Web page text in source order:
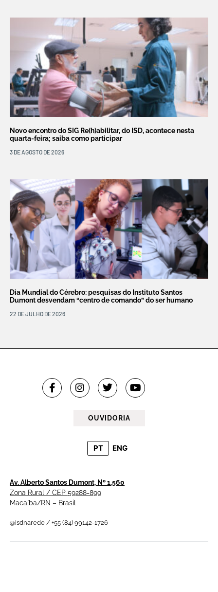
Novo encontro do SIG Re(h)abilitar, do ISD, acontece nesta
quarta-feira; saiba como participar
3 DE AGOSTO DE 2026
Dia Mundial do Cérebro: pesquisas do Instituto Santos
Dumont desvendam “centro de comando” do ser humano
22 DE JULHO DE 2026
OUVIDORIA
PT ENG
Av. Alberto Santos Dumont, Nº 1.560
Zona Rural / CEP 59288-899
Macaíba/RN – Brasil
@isdnarede / +55 (84) 99142-1726